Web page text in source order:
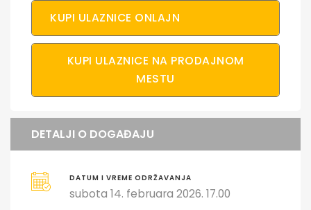
KUPI ULAZNICE ONLAJN
KUPI ULAZNICE NA PRODAJNOM
MESTU
DETALJI O DOGAĐAJU
DATUM I VREME ODRŽAVANJA
subota 14. februara 2026. 17.00